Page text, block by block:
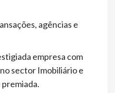
agências e
empresa com
sector Imobiliário e